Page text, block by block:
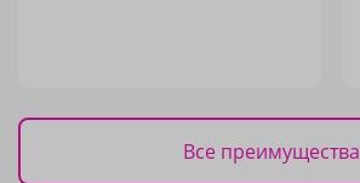
Все преимущества